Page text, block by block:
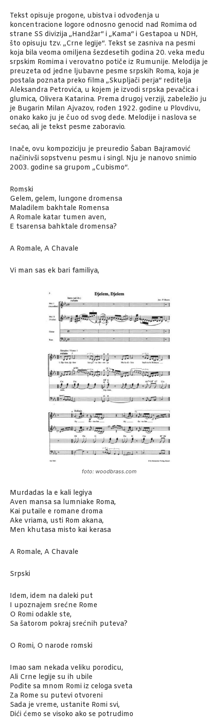
Tekst opisuje progone, ubistva i odvođenja u
koncentracione logore odnosno genocid nad Romima od
strane SS divizija „Handžar“ i „Kama“ i Gestapoa u NDH,
što opisuju tzv. „Crne legije“. Tekst se zasniva na pesmi
koja bila veoma omiljena šezdesetih godina 20. veka među
srpskim Romima i verovatno potiče iz Rumunije. Melodija je
preuzeta od jedne ljubavne pesme srpskih Roma, koja je
postala poznata preko filma „Skupljači perja“ reditelja
Aleksandra Petrovića, u kojem je izvodi srpska pevačica i
glumica, Olivera Katarina. Prema drugoj verziji, zabeležio ju
je Bugarin Milan Ajvazov, rođen 1922. godine u Plovdivu,
onako kako ju je čuo od svog dede. Melodije i naslova se
sećao, ali je tekst pesme zaboravio.
Inače, ovu kompoziciju je preuredio Šaban Bajramović
načinivši sopstvenu pesmu i singl. Nju je nanovo snimio
2003. godine sa grupom „Cubismo“.
Romski
Gelem, gelem, lungone dromensa
Maladilem bakhtale Romensa
A Romale katar tumen aven,
E tsarensa bahktale dromensa?
A Romale, A Chavale
Vi man sas ek bari familiya,
foto: woodbrass.com
Murdadas la e kali legiya
Aven mansa sa lumniake Roma,
Kai putaile e romane droma
Ake vriama, usti Rom akana,
Men khutasa misto kai kerasa
A Romale, A Chavale
Srpski
Idem, idem na daleki put
I upoznajem srećne Rome
O Romi odakle ste,
Sa šatorom pokraj srećnih puteva?
O Romi, O narode romski
Imao sam nekada veliku porodicu,
Ali Crne legije su ih ubile
Pođite sa mnom Romi iz celoga sveta
Za Rome su putevi otvoreni
Sada je vreme, ustanite Romi svi,
Dići ćemo se visoko ako se potrudimo